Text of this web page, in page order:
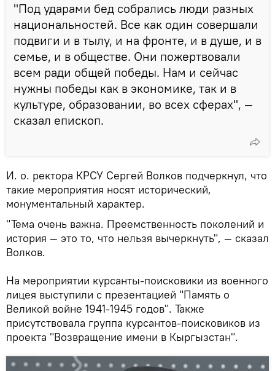
"Под ударами бед собрались люди разных
национальностей. Все как один совершали
подвиги и в тылу, и на фронте, и в душе, и в
семье, и в обществе. Они пожертвовали
всем ради общей победы. Нам и сейчас
нужны победы как в экономике, так и в
культуре, образовании, во всех сферах", —
сказал епископ.
И. о. ректора КРСУ Сергей Волков подчеркнул, что
такие мероприятия носят исторический,
монументальный характер.
"Тема очень важна. Преемственность поколений и
история — это то, что нельзя вычеркнуть", — сказал
Волков.
На мероприятии курсанты-поисковики из военного
лицея выступили с презентацией "Память о
Великой войне 1941-1945 годов". Также
присутствовала группа курсантов-поисковиков из
проекта "Возвращение имени в Кыргызстан".